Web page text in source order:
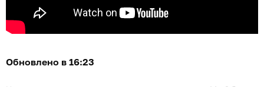
Обновлено в 16:23